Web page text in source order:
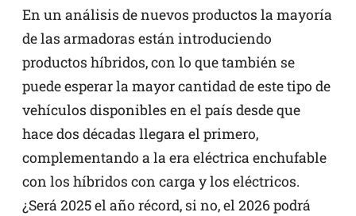
En un análisis de nuevos productos la mayoría
de las armadoras están introduciendo
productos híbridos, con lo que también se
puede esperar la mayor cantidad de este tipo de
vehículos disponibles en el país desde que
hace dos décadas llegara el primero,
complementando a la era eléctrica enchufable
con los híbridos con carga y los eléctricos.
¿Será 2025 el año récord, si no, el 2026 podrá